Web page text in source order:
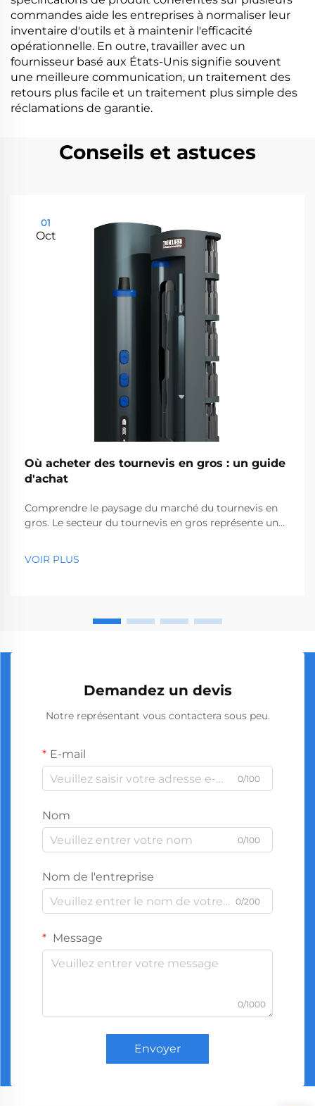
commandes aide les entreprises à normaliser leur
inventaire d'outils et à maintenir l'efficacité
opérationnelle. En outre, travailler avec un
fournisseur basé aux États-Unis signifie souvent
une meilleure communication, un traitement des
retours plus facile et un traitement plus simple des
réclamations de garantie.
Conseils et astuces
01
Oct
Où acheter des tournevis en gros : un guide
d'achat
Comprendre le paysage du marché du tournevis en
gros. Le secteur du tournevis en gros représente un
quincailleries aux sociétés de construction. Avec la
VOIR PLUS
Demandez un devis
Notre représentant vous contactera sous peu.
E-mail
0/100
Nom
0/100
Nom de l'entreprise
0/200
Message
0/1000
Envoyer